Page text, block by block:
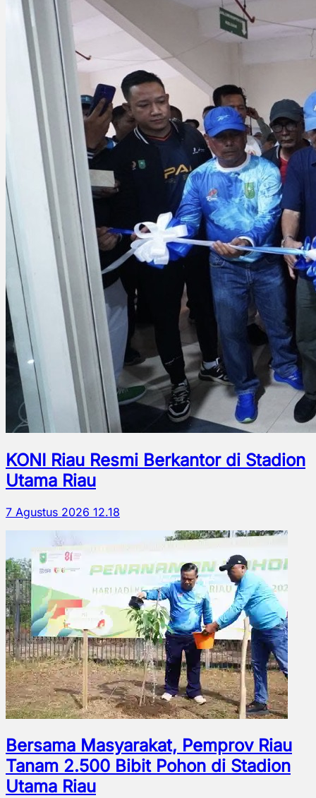
KONI Riau Resmi Berkantor di Stadion
Utama Riau
7 Agustus 2026 12.18
Bersama Masyarakat, Pemprov Riau
Tanam 2.500 Bibit Pohon di Stadion
Utama Riau